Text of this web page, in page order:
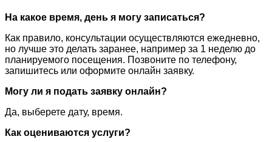
На какое время, день я могу записаться?
Как правило, консультации осуществляются ежедневно,
но лучше это делать заранее, например за 1 неделю до
планируемого посещения. Позвоните по телефону,
запишитесь или оформите онлайн заявку.
Могу ли я подать заявку онлайн?
Да, выберете дату, время.
Как оцениваются услуги?